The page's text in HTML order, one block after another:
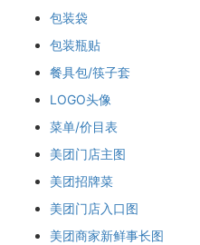
包装袋
包装瓶贴
餐具包/筷子套
LOGO头像
菜单/价目表
美团门店主图
美团招牌菜
美团门店入口图
美团商家新鲜事长图